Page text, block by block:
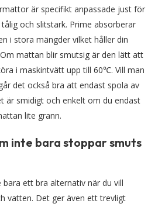
är specifikt anpassade just för
och slitstark. Prime absorberar
i stora mängder vilket håller din
mattan blir smutsig är den lätt att
i maskintvätt upp till 60℃. Vill man
det också bra att endast spola av
är smidigt och enkelt om du endast
lite grann.
inte bara stoppar smuts
ett bra alternativ när du vill
vatten. Det ger även ett trevligt